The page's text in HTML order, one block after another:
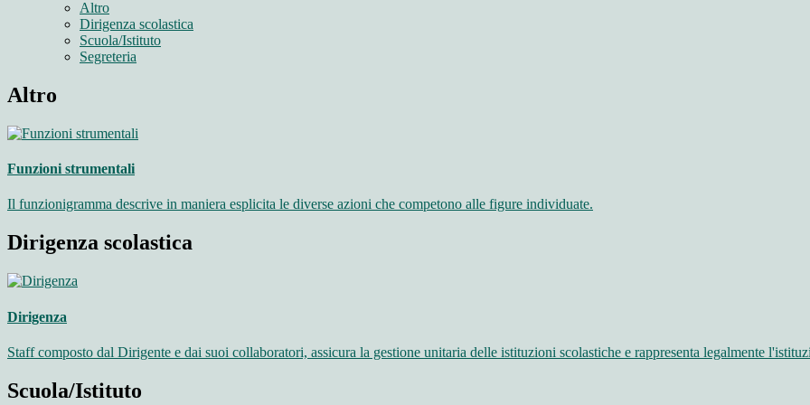
Altro
Dirigenza scolastica
Scuola/Istituto
Segreteria
Altro
Funzioni strumentali
Il funzionigramma descrive in maniera esplicita le diverse azioni che competono alle figure individuate.
Dirigenza scolastica
Dirigenza
Staff composto dal Dirigente e dai suoi collaboratori, assicura la gestione unitaria delle istituzioni scolastiche e rappresenta legalmente
Scuola/Istituto